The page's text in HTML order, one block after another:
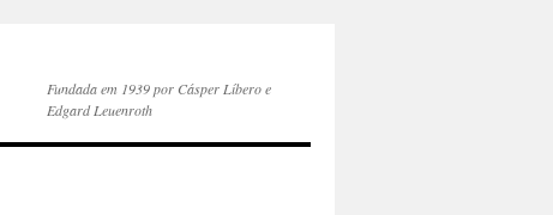
Fundada em 1939 por Cásper Líbero e
Edgard Leuenroth